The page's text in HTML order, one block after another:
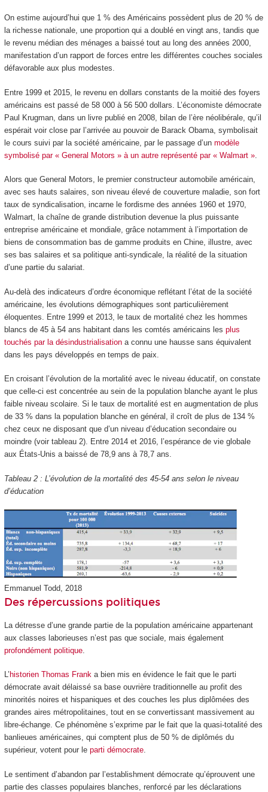
On estime aujourd’hui que 1 % des Américains possèdent plus de 20 % de
la richesse nationale, une proportion qui a doublé en vingt ans, tandis que
le revenu médian des ménages a baissé tout au long des années 2000,
manifestation d’un rapport de forces entre les différentes couches sociales
défavorable aux plus modestes.
Entre 1999 et 2015, le revenu en dollars constants de la moitié des foyers
américains est passé de 58 000 à 56 500 dollars. L’économiste démocrate
Paul Krugman, dans un livre publié en 2008, bilan de l’ère néolibérale, qu’il
espérait voir close par l’arrivée au pouvoir de Barack Obama, symbolisait
le cours suivi par la société américaine, par le passage d’un modèle
symbolisé par « General Motors » à un autre représenté par « Walmart ».
Alors que General Motors, le premier constructeur automobile américain,
avec ses hauts salaires, son niveau élevé de couverture maladie, son fort
taux de syndicalisation, incarne le fordisme des années 1960 et 1970,
Walmart, la chaîne de grande distribution devenue la plus puissante
entreprise américaine et mondiale, grâce notamment à l’importation de
biens de consommation bas de gamme produits en Chine, illustre, avec
ses bas salaires et sa politique anti-syndicale, la réalité de la situation
d’une partie du salariat.
Au-delà des indicateurs d’ordre économique reflétant l’état de la société
américaine, les évolutions démographiques sont particulièrement
éloquentes. Entre 1999 et 2013, le taux de mortalité chez les hommes
blancs de 45 à 54 ans habitant dans les comtés américains les plus
touchés par la désindustrialisationa connu une hausse sans équivalent
dans les pays développés en temps de paix.
En croisant l’évolution de la mortalité avec le niveau éducatif, on constate
que celle-ci est concentrée au sein de la population blanche ayant le plus
faible niveau scolaire. Si le taux de mortalité est en augmentation de plus
de 33 % dans la population blanche en général, il croît de plus de 134 %
chez ceux ne disposant que d’un niveau d’éducation secondaire ou
moindre (voir tableau 2). Entre 2014 et 2016, l’espérance de vie globale
aux États-Unis a baissé de 78,9 ans à 78,7 ans.
Tableau 2 : L’évolution de la mortalité des 45-54 ans selon le niveau
d’éducation
Emmanuel Todd, 2018
Des répercussions politiques
La détresse d’une grande partie de la population américaine appartenant
aux classes laborieuses n’est pas que sociale, mais également
profondément politique.
L’ historien Thomas Franka bien mis en évidence le fait que le parti
démocrate avait délaissé sa base ouvrière traditionnelle au profit des
minorités noires et hispaniques et des couches les plus diplômées des
grandes aires métropolitaines, tout en se convertissant massivement au
libre-échange. Ce phénomène s’exprime par le fait que la quasi-totalité des
banlieues américaines, qui comptent plus de 50 % de diplômés du
supérieur, votent pour le parti démocrate.
Le sentiment d’abandon par l’establishment démocrate qu’éprouvent une
partie des classes populaires blanches, renforcé par les déclarations